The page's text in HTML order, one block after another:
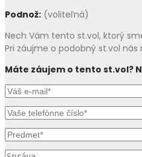
Podnož: (voliteľná)
Nech Vám tento st.vol, ktorý
Pri záujme o podobný st.vol nás
Máte záujem o tento st.vol?